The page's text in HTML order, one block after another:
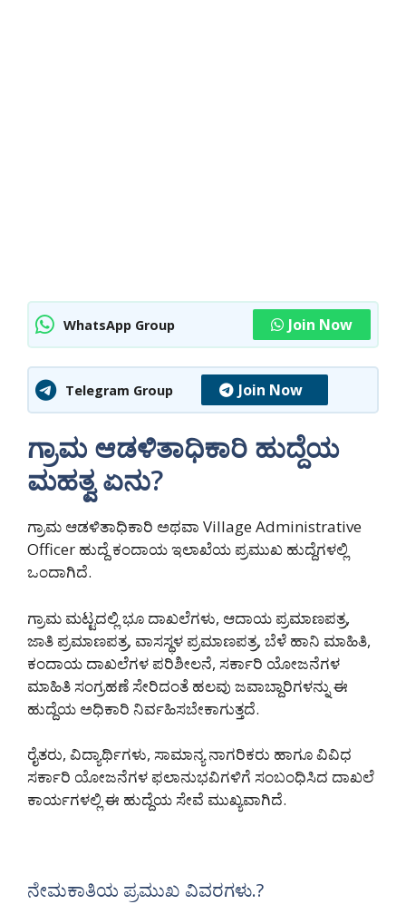
WhatsApp Group Join Now
Telegram Group Join Now
ಗ್ರಾಮ ಆಡಳಿತಾಧಿಕಾರಿ ಹುದ್ದೆಯ
ಮಹತ್ವ ಏನು?
ಗ್ರಾಮ ಆಡಳಿತಾಧಿಕಾರಿ ಅಥವಾ Village Administrative
Officer ಹುದ್ದೆ ಕಂದಾಯ ಇಲಾಖೆಯ ಪ್ರಮುಖ ಹುದ್ದೆಗಳಲ್ಲಿ
ಒಂದಾಗಿದೆ.
ಗ್ರಾಮ ಮಟ್ಟದಲ್ಲಿ ಭೂ ದಾಖಲೆಗಳು, ಆದಾಯ ಪ್ರಮಾಣಪತ್ರ,
ಜಾತಿ ಪ್ರಮಾಣಪತ್ರ, ವಾಸಸ್ಥಳ ಪ್ರಮಾಣಪತ್ರ, ಬೆಳೆ ಹಾನಿ ಮಾಹಿತಿ,
ಕಂದಾಯ ದಾಖಲೆಗಳ ಪರಿಶೀಲನೆ, ಸರ್ಕಾರಿ ಯೋಜನೆಗಳ
ಮಾಹಿತಿ ಸಂಗ್ರಹಣೆ ಸೇರಿದಂತೆ ಹಲವು ಜವಾಬ್ದಾರಿಗಳನ್ನು ಈ
ಹುದ್ದೆಯ ಅಧಿಕಾರಿ ನಿರ್ವಹಿಸಬೇಕಾಗುತ್ತದೆ.
ರೈತರು, ವಿದ್ಯಾರ್ಥಿಗಳು, ಸಾಮಾನ್ಯ ನಾಗರಿಕರು ಹಾಗೂ ವಿವಿಧ
ಸರ್ಕಾರಿ ಯೋಜನೆಗಳ ಫಲಾನುಭವಿಗಳಿಗೆ ಸಂಬಂಧಿಸಿದ ದಾಖಲೆ
ಕಾರ್ಯಗಳಲ್ಲಿ ಈ ಹುದ್ದೆಯ ಸೇವೆ ಮುಖ್ಯವಾಗಿದೆ.
ನೇಮಕಾತಿಯ ಪ್ರಮುಖ ವಿವರಗಳು.?